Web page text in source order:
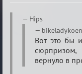
Re:
Сумрак
нововведения
Hips
Вот это бы
вернуло в